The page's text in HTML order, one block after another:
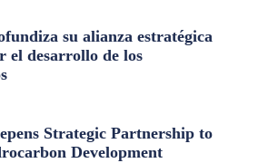
su alianza estratégica
el desarrollo de los
Strategic Partnership to
Development